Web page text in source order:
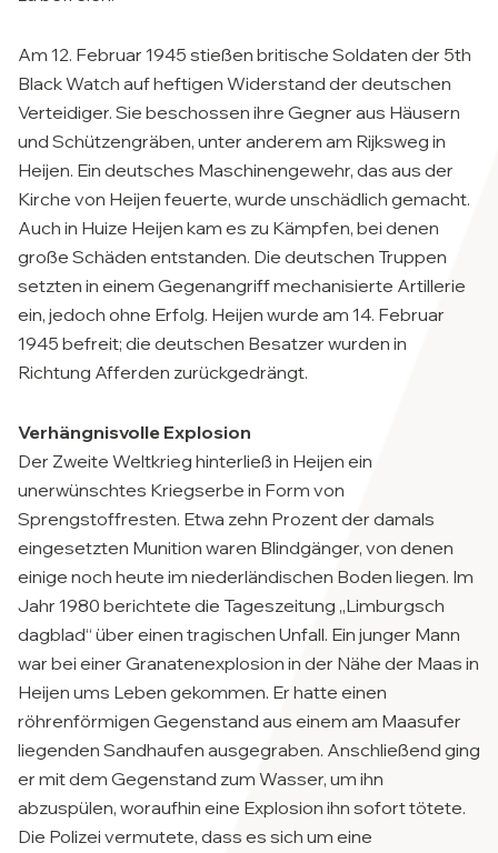
Am 12. Februar 1945 stießen britische Soldaten der 5th
Black Watch auf heftigen Widerstand der deutschen
Verteidiger. Sie beschossen ihre Gegner aus Häusern
und Schützengräben, unter anderem am Rijksweg in
Heijen. Ein deutsches Maschinengewehr, das aus der
Kirche von Heijen feuerte, wurde unschädlich gemacht.
Auch in Huize Heijen kam es zu Kämpfen, bei denen
große Schäden entstanden. Die deutschen Truppen
setzten in einem Gegenangriff mechanisierte Artillerie
ein, jedoch ohne Erfolg. Heijen wurde am 14. Februar
1945 befreit; die deutschen Besatzer wurden in
Richtung Afferden zurückgedrängt.
Verhängnisvolle Explosion
Der Zweite Weltkrieg hinterließ in Heijen ein
unerwünschtes Kriegserbe in Form von
Sprengstoffresten. Etwa zehn Prozent der damals
eingesetzten Munition waren Blindgänger, von denen
einige noch heute im niederländischen Boden liegen. Im
Jahr 1980 berichtete die Tageszeitung „Limburgsch
dagblad“ über einen tragischen Unfall. Ein junger Mann
war bei einer Granatenexplosion in der Nähe der Maas in
Heijen ums Leben gekommen. Er hatte einen
röhrenförmigen Gegenstand aus einem am Maasufer
liegenden Sandhaufen ausgegraben. Anschließend ging
er mit dem Gegenstand zum Wasser, um ihn
abzuspülen, woraufhin eine Explosion ihn sofort tötete.
Die Polizei vermutete, dass es sich um eine